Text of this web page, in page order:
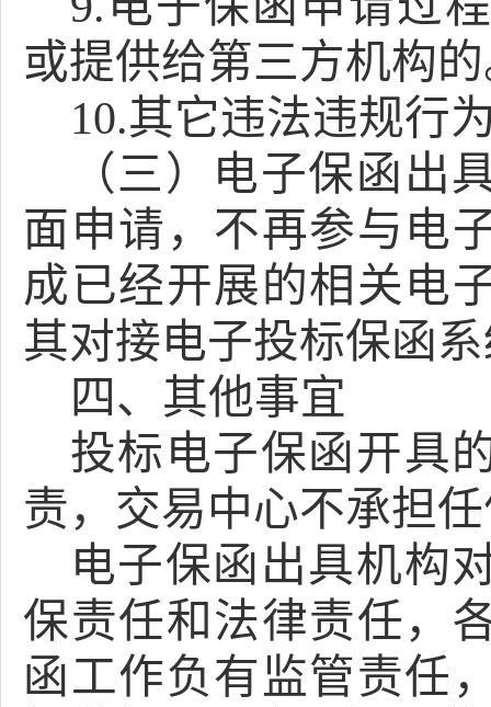
或提供给第三方机构
10.其它违法违规行
（三）电子保函出
面申请，不再参与电
成已经开展的相关电
其对接电子投标保函
四、其他事宜
投标电子保函开具
责，交易中心不承担
电子保函出具机构
保责任和法律责任，
函工作负有监管责任